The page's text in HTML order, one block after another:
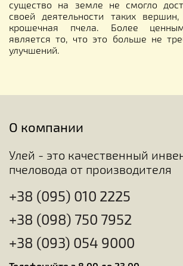
существо на земле не смогло
своей деятельности таких вершин,
крошечная пчела. Более
является то, что это больше не
улучшений.
О компании
Улей - это качественный
пчеловода от производителя
+38 (095) 010 2225
+38 (098) 750 7952
+38 (093) 054 9000